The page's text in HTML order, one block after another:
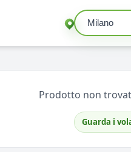
Prodotto non
Guarda i